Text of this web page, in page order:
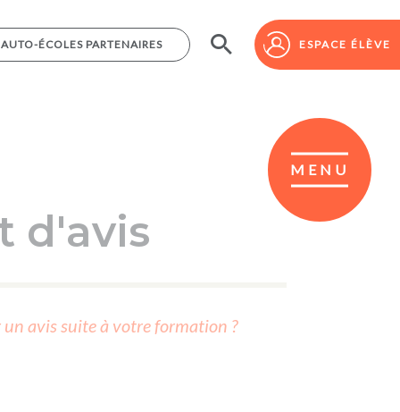
AUTO-ÉCOLES PARTENAIRES ESPACE ÉLÈVE
MENU
AUTO-ÉCOLES PARTENAIRES ESPACE ÉLÈVE
d'avis
avis suite à votre formation ?